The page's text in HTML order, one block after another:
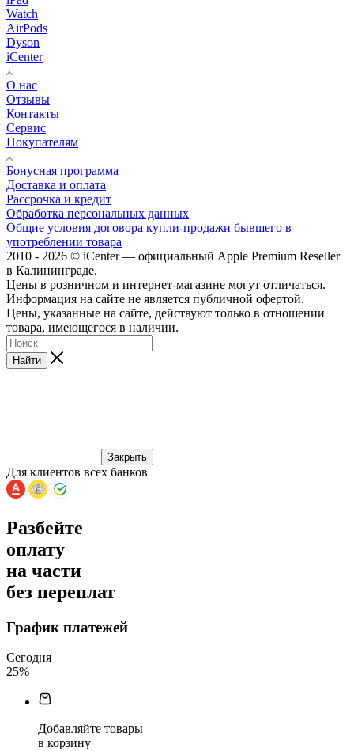
Watch
AirPods
Dyson
iCenter
О нас
Отзывы
Контакты
Сервис
Покупателям
Бонусная программа
Доставка и оплата
Рассрочка и кредит
Обработка персональных данных
Общие условия договора купли-продажи бывшего в
употреблении товара
2010 - 2026 © iCenter — официальный Apple Premium Reseller
в Калининграде.
Цены в розничном и интернет-магазине могут отличаться.
Информация на сайте не является публичной офертой.
Цены, указанные на сайте, действуют только в отношении
товара, имеющегося в наличии.
Найти
Закрыть
Для клиентов всех банков
Разбейте
оплату
на части
без переплат
График платежей
Сегодня
25%
Добавляйте товары
в корзину